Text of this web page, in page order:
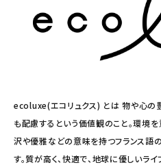
ecoluxe(エコリュクス) とは 物や心の
も配慮するという価値観のこと。環境
沢や優雅などの意味を持つフランス語
す。質が高く、快適で、地球に優しいラ